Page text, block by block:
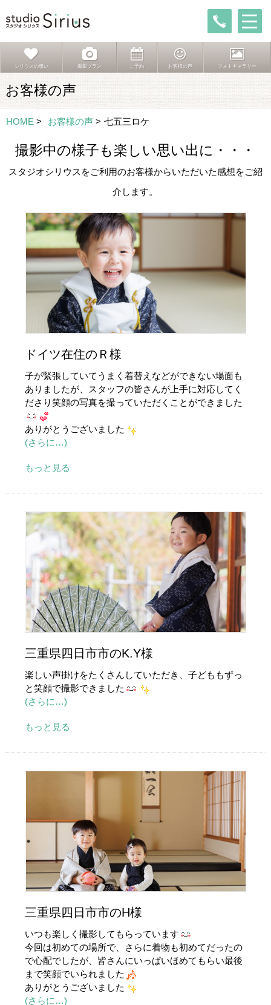
シリウスの想い 撮影プラン ご予約 お客様の声 フォトギャラリー
お客様の声
HOME > お客様の声 > 七五三ロケ
撮影中の様子も楽しい思い出に・・・
スタジオシリウスをご利用のお客様からいただいた感想をご紹
介します。
ドイツ在住のＲ様
子が緊張していてうまく着替えなどができない場面も
ありましたが、スタッフの皆さんが上手に対応してく
ださり笑顔の写真を撮っていただくことができました
ありがとうございました
(さらに…)
もっと見る
三重県四日市市のK.Y様
楽しい声掛けをたくさんしていただき、子どももずっ
と笑顔で撮影できました
(さらに…)
もっと見る
三重県四日市市のH様
いつも楽しく撮影してもらっています
今回は初めての場所で、さらに着物も初めてだったの
で心配でしたが、皆さんにいっぱいほめてもらい最後
まで笑顔でいられました
ありがとうございました
(さらに…)